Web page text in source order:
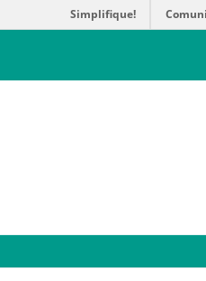
Simplifique!